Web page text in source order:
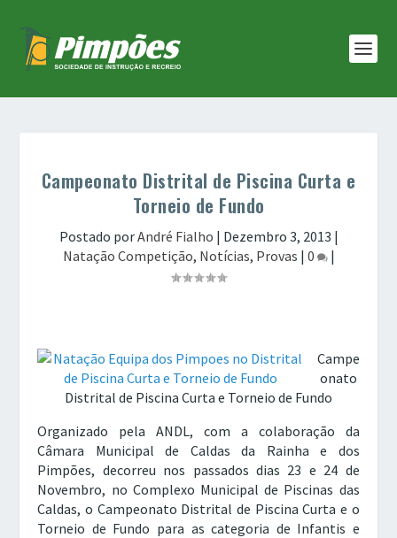
Campeonato Distrital de Piscina Curta e
Torneio de Fundo
Postado porAndré Fialho | Dezembro 3, 2013 |
Natação Competição, Notícias, Provas | 0 |
Campe
onato
Distrital de Piscina Curta e Torneio de Fundo
Organizado pela ANDL, com a colaboração da
Câmara Municipal de Caldas da Rainha e dos
Pimpões, decorreu nos passados dias 23 e 24 de
Novembro, no Complexo Municipal de Piscinas das
Caldas, o Campeonato Distrital de Piscina Curta e o
Torneio de Fundo para as categoria de Infantis e